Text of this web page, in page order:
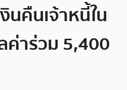
นคืนเจ้าหนี้ใน
ค่าร่วม 5,400